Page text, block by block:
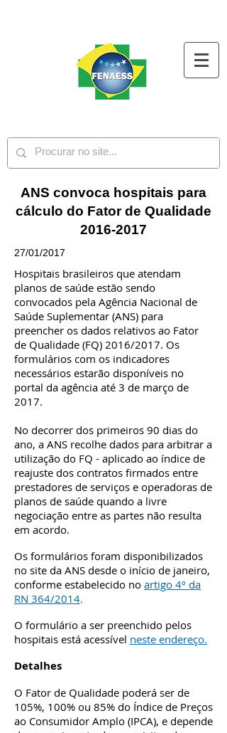
ANS convoca hospitais para
cálculo do Fator de Qualidade
2016-2017
27/01/2017
Hospitais brasileiros que atendam
planos de saúde estão sendo
convocados pela Agência Nacional de
Saúde Suplementar (ANS) para
preencher os dados relativos ao Fator
de Qualidade (FQ) 2016/2017. Os
formulários com os indicadores
necessários estarão disponíveis no
portal da agência até 3 de março de
2017.
No decorrer dos primeiros 90 dias do
ano, a ANS recolhe dados para arbitrar a
utilização do FQ - aplicado ao índice de
reajuste dos contratos firmados entre
prestadores de serviços e operadoras de
planos de saúde quando a livre
negociação entre as partes não resulta
em acordo.
Os formulários foram disponibilizados
no site da ANS desde o início de janeiro,
conforme estabelecido no artigo 4º da
RN 364/2014.
O formulário a ser preenchido pelos
hospitais está acessível neste endereço.
Detalhes
O Fator de Qualidade poderá ser de
105%, 100% ou 85% do Índice de Preços
ao Consumidor Amplo (IPCA), e depende